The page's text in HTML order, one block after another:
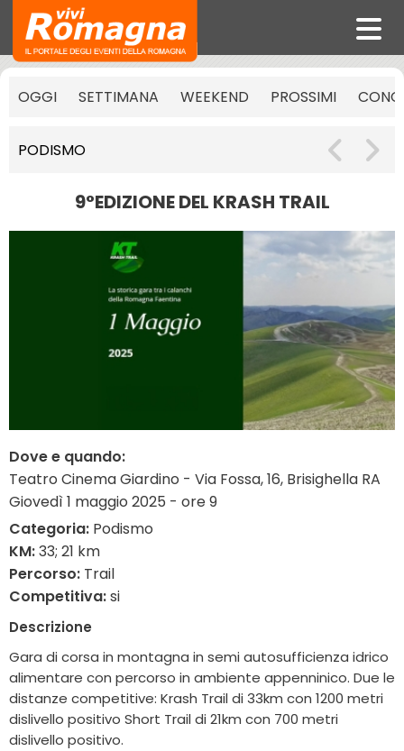
OGGI SETTIMANA WEEKEND PROSSIMI
PODISMO
9°EDIZIONE DEL KRASH TRAIL
Dove e quando:
Teatro Cinema Giardino - Via Fossa, 16, Brisighella RA
Giovedì 1 maggio 2025 - ore 9
Categoria: Podismo
KM:33; 21 km
Percorso: Trail
Competitiva:si
Descrizione
Gara di corsa in montagna in semi autosufficienza idrico
alimentare con percorso in ambiente appenninico. Due le
distanze competitive: Krash Trail di 33km con 1200 metri
dislivello positivo Short Trail di 21km con 700 metri
dislivello positivo.